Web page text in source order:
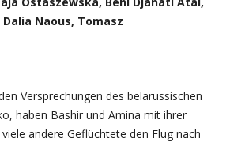
Naous, Tomasz
Versprechungen des belarussischen
haben Bashir und Amina mit ihrer
andere Geflüchtete den Flug nach